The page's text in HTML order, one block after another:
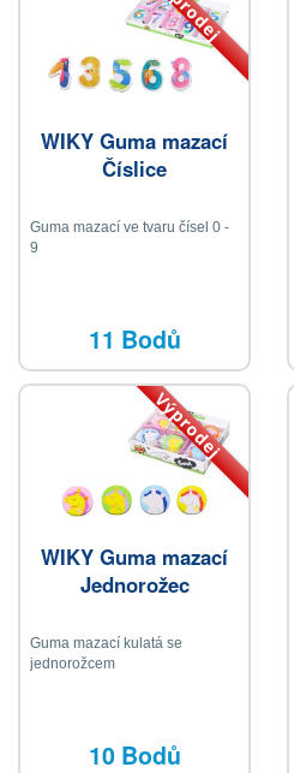
WIKY Guma mazací
Číslice
Guma mazací ve tvaru čísel 0 -
9
11 Bodů
Výprodej
WIKY Guma mazací
Jednorožec
Guma mazací kulatá se
jednorožcem
10 Bodů